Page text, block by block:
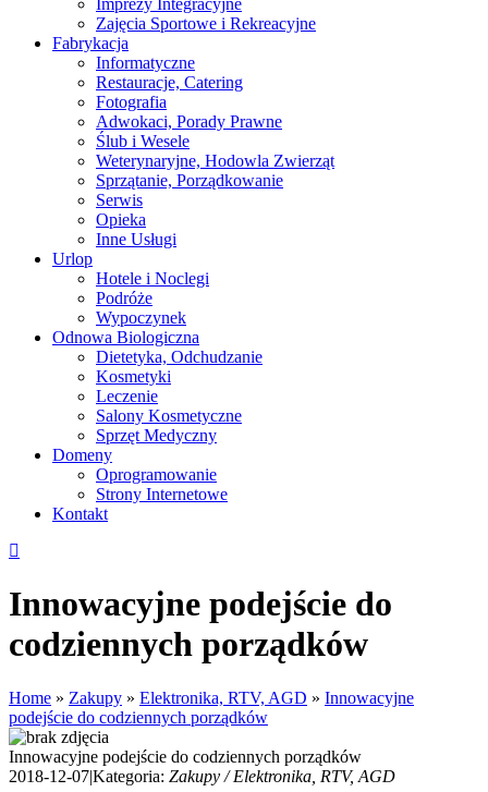
Imprezy Integracyjne
Zajęcia Sportowe i Rekreacyjne
Fabrykacja
Informatyczne
Restauracje, Catering
Fotografia
Adwokaci, Porady Prawne
Ślub i Wesele
Weterynaryjne, Hodowla Zwierząt
Sprzątanie, Porządkowanie
Serwis
Opieka
Inne Usługi
Urlop
Hotele i Noclegi
Podróże
Wypoczynek
Odnowa Biologiczna
Dietetyka, Odchudzanie
Kosmetyki
Leczenie
Salony Kosmetyczne
Sprzęt Medyczny
Domeny
Oprogramowanie
Strony Internetowe
Kontakt
Innowacyjne podejście do
codziennych porządków
Home » Zakupy » Elektronika, RTV, AGD » Innowacyjne
podejście do codziennych porządków
Innowacyjne podejście do codziennych porządków
2018-12-07|Kategoria: Zakupy / Elektronika, RTV, AGD